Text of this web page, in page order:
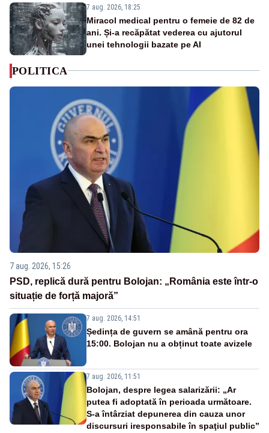
7 aug. 2026, 18:25
Miracol medical pentru o femeie de 82 de
ani. Și-a recăpătat vederea cu ajutorul
unei tehnologii bazate pe AI
POLITICA
7 aug. 2026, 15:26
PSD, replică dură pentru Bolojan: „România este într-o
situație de forță majoră”
7 aug. 2026, 14:51
Ședința de guvern se amână pentru ora
15:00. Bolojan nu a obținut toate avizele
7 aug. 2026, 11:51
Bolojan, despre legea salarizării: „Ar
putea fi adoptată în perioada următoare.
S-a întârziat depunerea din cauza unor
discursuri iresponsabile în spaţiul public”